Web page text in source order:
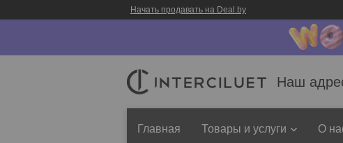
Начать продавать на Deal.by
Наш
Главная Товары и услуги О